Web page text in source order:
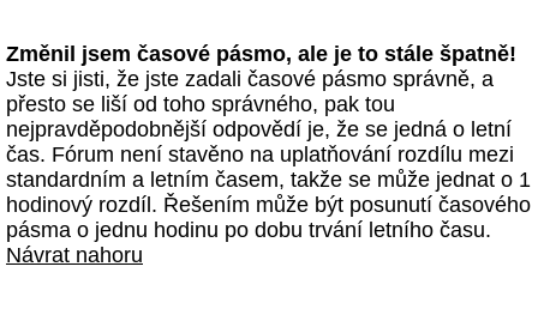
Změnil jsem časové pásmo, ale je to stále špatně!
Jste si jisti, že jste zadali časové pásmo správně, a
přesto se liší od toho správného, pak tou
nejpravděpodobnější odpovědí je, že se jedná o letní
čas. Fórum není stavěno na uplatňování rozdílu mezi
standardním a letním časem, takže se může jednat o 1
hodinový rozdíl. Řešením může být posunutí časového
pásma o jednu hodinu po dobu trvání letního času.
Návrat nahoru